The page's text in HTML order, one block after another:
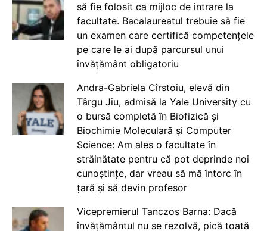
să fie folosit ca mijloc de intrare la
facultate. Bacalaureatul trebuie să fie
un examen care certifică competențele
pe care le ai după parcursul unui
învățământ obligatoriu
Andra-Gabriela Cîrstoiu, elevă din
Târgu Jiu, admisă la Yale University cu
o bursă completă în Biofizică și
Biochimie Moleculară și Computer
Science: Am ales o facultate în
străinătate pentru că pot deprinde noi
cunoștințe, dar vreau să mă întorc în
țară și să devin profesor
Vicepremierul Tanczos Barna: Dacă
învățământul nu se rezolvă, pică toată